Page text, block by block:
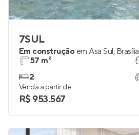
7SUL
Em construção em Asa Sul, Brasília
57 m²
2
Venda a partir de
R$ 953.567